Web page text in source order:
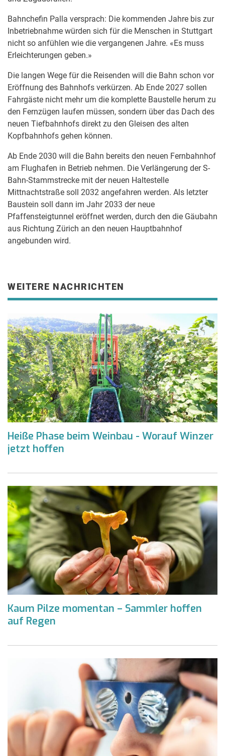
Bahnchefin Palla versprach: Die kommenden Jahre bis zur
Inbetriebnahme würden sich für die Menschen in Stuttgart
nicht so anfühlen wie die vergangenen Jahre. «Es muss
Erleichterungen geben.»
Die langen Wege für die Reisenden will die Bahn schon vor
Eröffnung des Bahnhofs verkürzen. Ab Ende 2027 sollen
Fahrgäste nicht mehr um die komplette Baustelle herum zu
den Fernzügen laufen müssen, sondern über das Dach des
neuen Tiefbahnhofs direkt zu den Gleisen des alten
Kopfbahnhofs gehen können.
Ab Ende 2030 will die Bahn bereits den neuen Fernbahnhof
am Flughafen in Betrieb nehmen. Die Verlängerung der S-
Bahn-Stammstrecke mit der neuen Haltestelle
Mittnachtstraße soll 2032 angefahren werden. Als letzter
Baustein soll dann im Jahr 2033 der neue
Pfaffensteigtunnel eröffnet werden, durch den die Gäubahn
aus Richtung Zürich an den neuen Hauptbahnhof
angebunden wird.
WEITERE NACHRICHTEN
Heiße Phase beim Weinbau - Worauf Winzer
jetzt hoffen
Kaum Pilze momentan – Sammler hoffen
auf Regen